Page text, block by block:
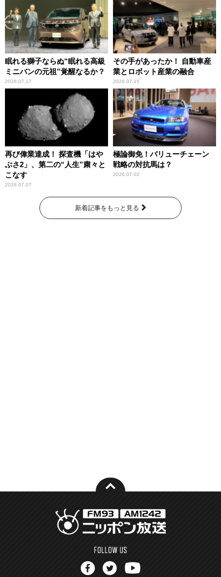
眠れる獅子ならぬ“眠れる高級
ミニバンの元祖”覚醒なるか？
2026.07.17
その手があったか！ 自動車産
業とロボット産業の融合
2026.07.15
再び偉業達成！ 探査機「はや
ぶさ2」、第二の“人生”粛々と
こなす
2026.07.07
極論御免！バリューチェーン
戦略の対抗馬は？
2026.07.02
新着記事をもっと見る